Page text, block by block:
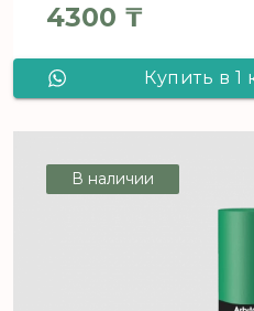
4300 ₸
Купить в 1
В наличии